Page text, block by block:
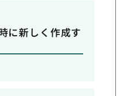
に新しく作成す